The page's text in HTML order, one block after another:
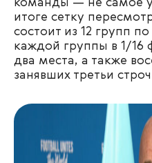
команды — не самое
итоге сетку
состоит из 12 групп
каждой группы в 1/16
два места, а также
занявших третьи